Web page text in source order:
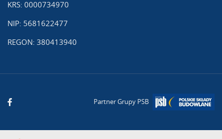
KRS: 0000734970
NIP: 5681622477
REGON: 380413940
Partner Grupy PSB